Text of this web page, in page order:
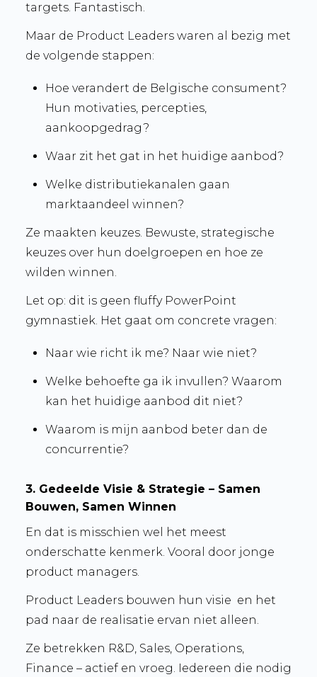
targets. Fantastisch.
Maar de Product Leaders waren al bezig met
de volgende stappen:
Hoe verandert de Belgische consument?
Hun motivaties, percepties,
aankoopgedrag?
Waar zit het gat in het huidige aanbod?
Welke distributiekanalen gaan
marktaandeel winnen?
Ze maakten keuzes. Bewuste, strategische
keuzes over hun doelgroepen en hoe ze
wilden winnen.
Let op: dit is geen fluffy PowerPoint
gymnastiek. Het gaat om concrete vragen:
Naar wie richt ik me? Naar wie niet?
Welke behoefte ga ik invullen? Waarom
kan het huidige aanbod dit niet?
Waarom is mijn aanbod beter dan de
concurrentie?
3. Gedeelde Visie & Strategie – Samen
Bouwen, Samen Winnen
En dat is misschien wel het meest
onderschatte kenmerk. Vooral door jonge
product managers.
Product Leaders bouwen hun visie en het
pad naar de realisatie ervan niet alleen.
Ze betrekken R&D, Sales, Operations,
Finance – actief en vroeg. Iedereen die nodig